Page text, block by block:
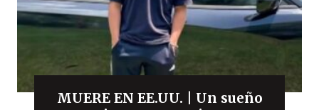
MUERE EN EE.UU. | Un sueño